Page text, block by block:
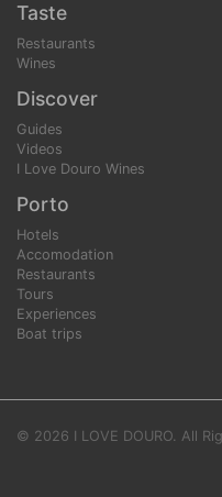
Taste
Restaurants
Wines
Discover
Guides
Videos
I Love Douro Wines
Porto
Hotels
Accomodation
Restaurants
Tours
Experiences
Boat trips
© 2026 I LOVE DOURO. All